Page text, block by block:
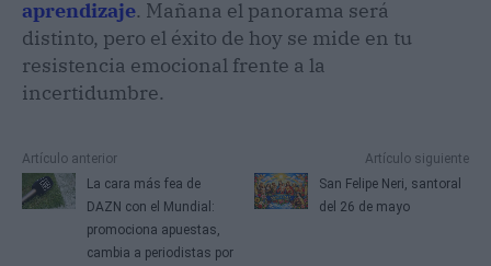
aprendizaje. Mañana el panorama será
distinto, pero el éxito de hoy se mide en tu
resistencia emocional frente a la
incertidumbre.
Artículo anterior
La cara más fea de
DAZN con el Mundial:
promociona apuestas,
cambia a periodistas por
Artículo siguiente
San Felipe Neri, santoral
del 26 de mayo